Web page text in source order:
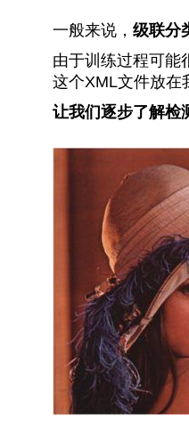
一般来说， 级联分
由于训练过程可能
这个XML文件放在
让我们逐步了解检